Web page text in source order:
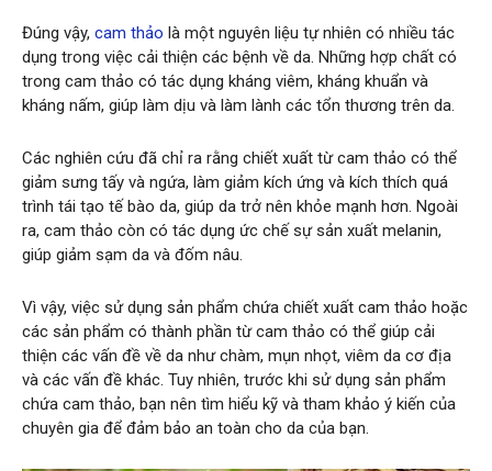
Đúng vậy, cam thảo là một nguyên liệu tự nhiên có nhiều tác
dụng trong việc cải thiện các bệnh về da. Những hợp chất có
trong cam thảo có tác dụng kháng viêm, kháng khuẩn và
kháng nấm, giúp làm dịu và làm lành các tổn thương trên da.
Các nghiên cứu đã chỉ ra rằng chiết xuất từ cam thảo có thể
giảm sưng tấy và ngứa, làm giảm kích ứng và kích thích quá
trình tái tạo tế bào da, giúp da trở nên khỏe mạnh hơn. Ngoài
ra, cam thảo còn có tác dụng ức chế sự sản xuất melanin,
giúp giảm sạm da và đốm nâu.
Vì vậy, việc sử dụng sản phẩm chứa chiết xuất cam thảo hoặc
các sản phẩm có thành phần từ cam thảo có thể giúp cải
thiện các vấn đề về da như chàm, mụn nhọt, viêm da cơ địa
và các vấn đề khác. Tuy nhiên, trước khi sử dụng sản phẩm
chứa cam thảo, bạn nên tìm hiểu kỹ và tham khảo ý kiến của
chuyên gia để đảm bảo an toàn cho da của bạn.